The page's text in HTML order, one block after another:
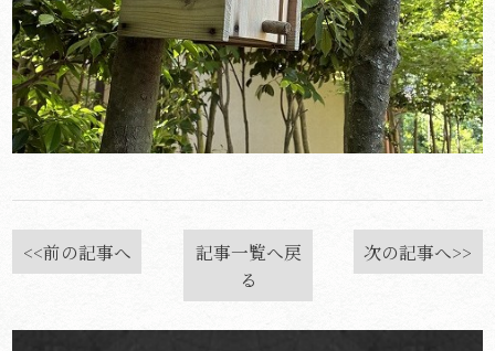
<<前の記事へ
記事一覧へ戻
る
次の記事へ>>